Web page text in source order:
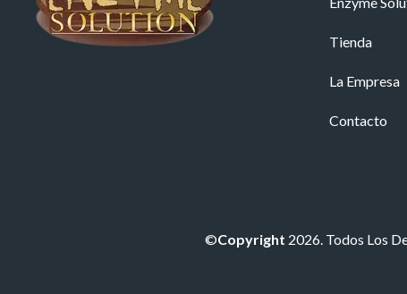
Tienda
La Empresa
Contacto
©Copyright 2026. Todos Los